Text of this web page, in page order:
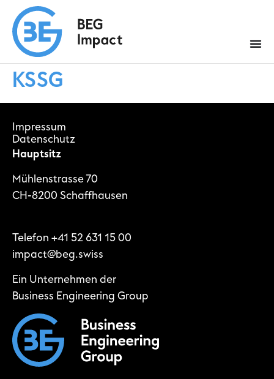
KSSG
Impressum
Datenschutz
Hauptsitz
Mühlenstrasse 70
CH-8200 Schaffhausen
Telefon +41 52 631 15 00
impact@beg.swiss
Ein Unternehmen der
Business Engineering Group